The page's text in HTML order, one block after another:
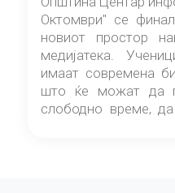
Октомври" се
новиот простор
медијатека.
имаат современа
што ќе можат да
слободно време, да